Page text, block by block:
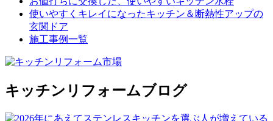
使いやすくキレイになったキッチン＆断熱性アップの
玄関ドア
施工事例一覧
キッチンリフォームブログ